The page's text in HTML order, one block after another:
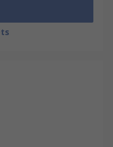
ะงานตกแต่ง
ขึ้นรูปวัสดุที่มี
อบวัสดุ ซึ่งส่งผล
ชิ้นส่วนในขั้น